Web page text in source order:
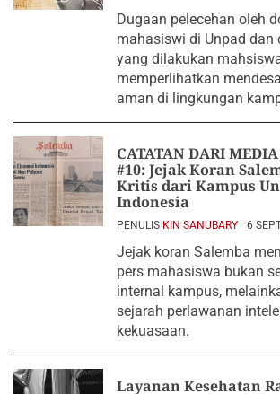
Dugaan pelecehan oleh
mahasiswi di Unpad dan
yang dilakukan
memperlihatkan
aman di lingkungan
CATATAN DARI
#10: Jejak Koran
Kritis dari Kampus
Indonesia
PENULIS KIN SANUBARY 6
Jejak koran Salemba
pers mahasiswa bukan
internal kampus,
sejarah perlawanan
kekuasaan.
Layanan Kesehatan